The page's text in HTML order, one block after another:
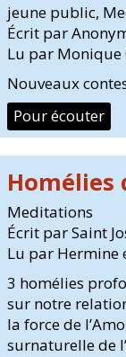
jeune public,
Écrit par
Lu par Monique
Nouveaux
Pour écouter
Homélies
Meditations
Écrit par Saint
Lu par Hermine
3 homélies
sur notre
la force de
surnaturelle de